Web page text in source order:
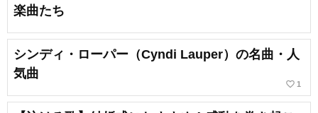
楽曲たち
シンディ・ローパー（Cyndi Lauper）の名曲・人
気曲
favorite_border 1